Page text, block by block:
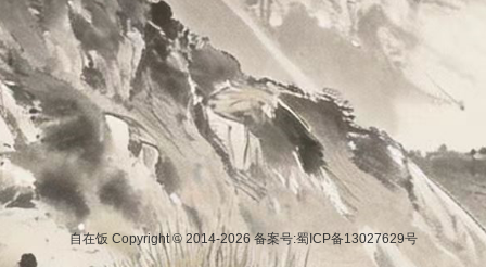
自在饭 Copyright © 2014-2026备案号:蜀ICP备13027629号